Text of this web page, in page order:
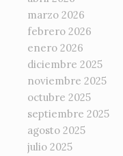
marzo 2026
febrero 2026
enero 2026
diciembre 2025
noviembre 2025
octubre 2025
septiembre 2025
agosto 2025
julio 2025